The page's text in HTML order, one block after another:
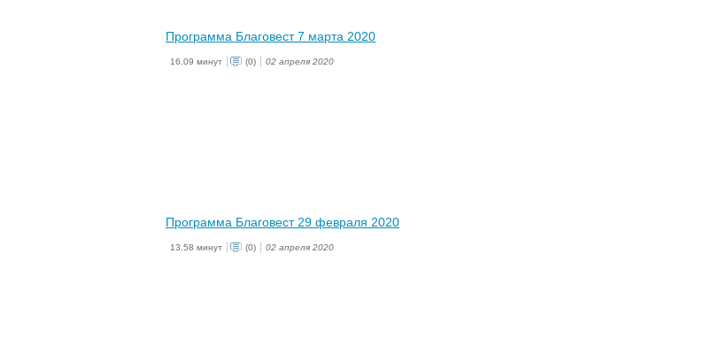
Программа Благовест 7 марта 2020
16.09 минут (0) 02 апреля 2020
Программа Благовест 29 февраля 2020
13.58 минут (0) 02 апреля 2020